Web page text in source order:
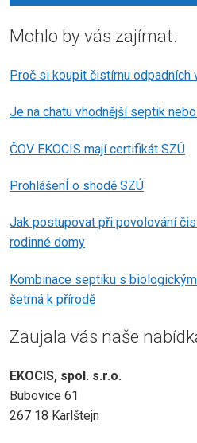
Mohlo by vás zajímat.
Proč si koupit čistírnu odpadních
Je na chatu vhodnější septik
ČOV EKOCIS mají certifikát SZÚ
ProhlášenÍ o shodě SZÚ
Jak postupovat při povolování
rodinné domy
Kombinace septiku s
šetrná k přírodě
Zaujala vás naše
EKOCIS, spol. s.r.o.
Bubovice 61
267 18 Karlštejn